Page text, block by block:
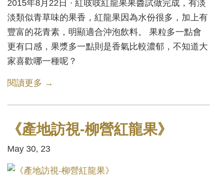
2015年8月22日 · 紅吱吱紅龍果果醬試做完成，有淡
淡類似青草味的果香，紅龍果因為水份很多，加上有
豐富的花青素，明顯適合沖泡飲料。 果粒多一點會
更有口感，果漿多一點則是香氣比較濃郁，不知道大
家喜歡哪一種呢？
閱讀更多 →
《產地訪視-柳營紅龍果》
May 30, 23